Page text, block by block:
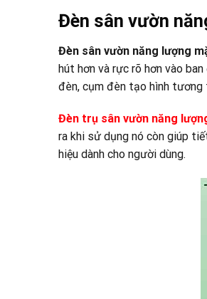
Đèn sân vườn
Đèn sân vườn năng lượng
hút hơn và rực rõ hơn vào
đèn, cụm đèn tạo hình
Đèn trụ sân vườn năng
ra khi sử dụng nó còn giúp
hiệu dành cho người dùng.